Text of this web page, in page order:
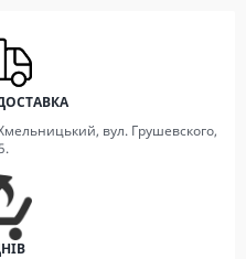
вул. Грушевского,